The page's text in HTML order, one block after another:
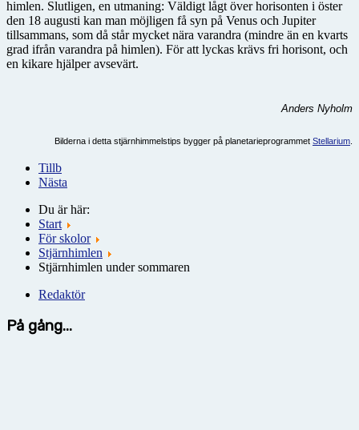
himlen. Slutligen, en utmaning: Väldigt lågt över horisonten i öster
den 18 augusti kan man möjligen få syn på Venus och Jupiter
tillsammans, som då står mycket nära varandra (mindre än en kvarts
grad ifrån varandra på himlen). För att lyckas krävs fri horisont, och
en kikare hjälper avsevärt.
Anders Nyholm
Bilderna i detta stjärnhimmelstips bygger på planetarieprogrammet Stellarium
Tillb
Nästa
Du är här:
Start
För skolor
Stjärnhimlen
Stjärnhimlen under sommaren
Redaktör
På gång...